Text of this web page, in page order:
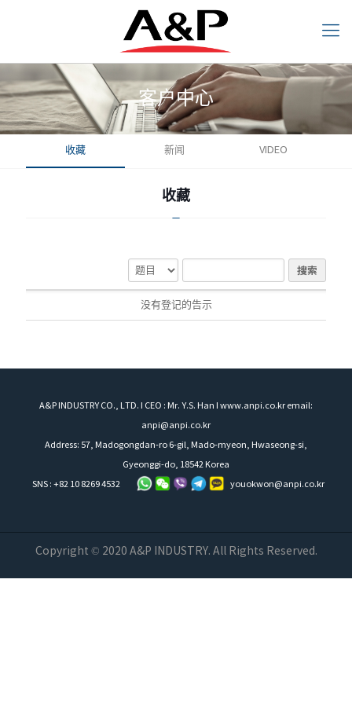
客户中心
收藏 新闻 VIDEO
没有登记的告示
收藏
搜索
没有登记的告示
A&P INDUSTRY CO., LTD. I CEO : Mr. Y.S. Han I www.anpi.co.kr email:
anpi@anpi.co.kr
Address: 57, Madogongdan-ro 6-gil, Mado-myeon, Hwaseong-si,
Gyeonggi-do, 18542 Korea
SNS : +82 10 8269 4532
youokwon@anpi.co.kr
Copyright © 2020 A&P INDUSTRY. All Rights Reserved.